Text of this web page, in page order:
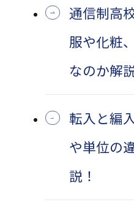
通信制高
服や化粧
なのか解
転入と編
や単位の
説！